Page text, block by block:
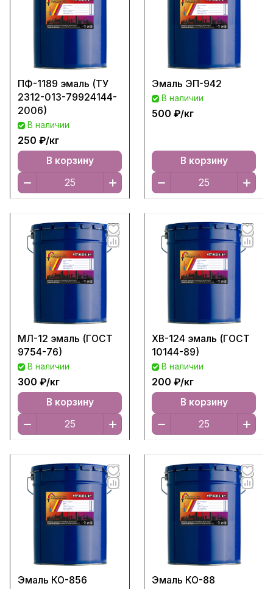
ПФ-1189 эмаль (ТУ
2312-013-79924144-
2006)
В наличии
250 ₽/кг
В корзину
Эмаль ЭП-942
В наличии
500 ₽/кг
В корзину
МЛ-12 эмаль (ГОСТ
9754-76)
В наличии
300 ₽/кг
В корзину
ХВ-124 эмаль (ГОСТ
10144-89)
В наличии
200 ₽/кг
В корзину
Эмаль КО-856 Эмаль КО-88